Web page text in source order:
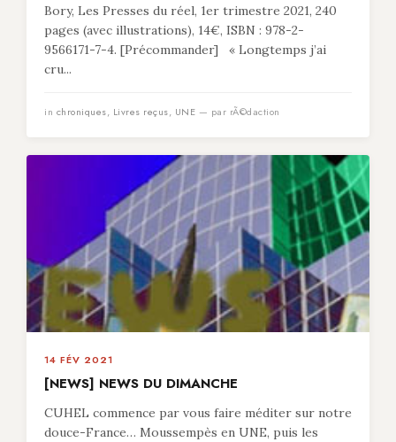
Bory, Les Presses du réel, 1er trimestre 2021, 240
pages (avec illustrations), 14€, ISBN : 978-2-
9566171-7-4. [Précommander] « Longtemps j’ai
cru...
in chroniques, Livres reçus, UNE — par rÃ©daction
14 FÉV 2021
[NEWS] NEWS DU DIMANCHE
CUHEL commence par vous faire méditer sur notre
douce-France… Moussempès en UNE, puis les